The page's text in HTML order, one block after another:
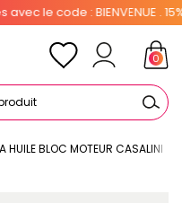
code : BIENVENUE . 15%
0
HUILE BLOC MOTEUR CASALINI